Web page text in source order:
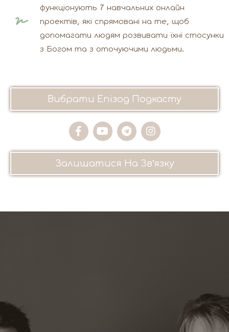
функціонують 7 навчальних онлайн
проектів, які спрямовані на те, щоб
допомагати людям розвивати їхні стосунки
з Богом та з оточуючими людьми.
Вибрати Епізод Подкасту
Залишатися На Зв'язку